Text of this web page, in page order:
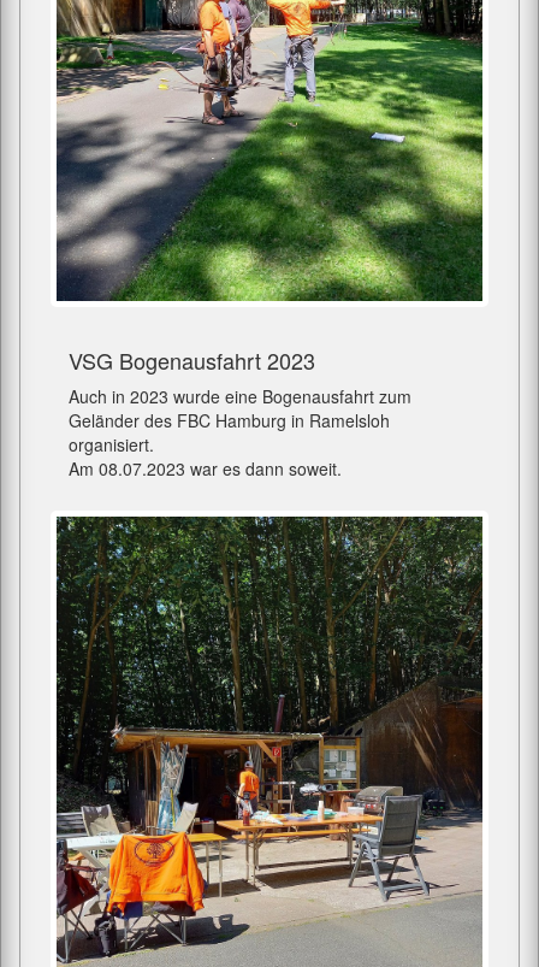
VSG Bogenausfahrt 2023
Auch in 2023 wurde eine Bogenausfahrt zum
Geländer des FBC Hamburg in Ramelsloh
organisiert.
Am 08.07.2023 war es dann soweit.